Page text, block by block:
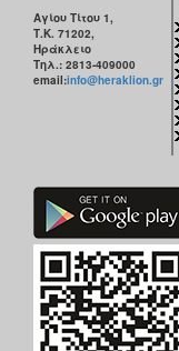
Αγίου Τίτου 1,
Τ.Κ. 71202,
Ηράκλειο
Τηλ.: 2813-409000
email:info@heraklion.gr